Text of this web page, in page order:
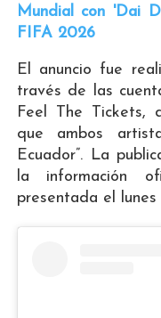
Mundial con 'Dai
FIFA 2026
El anuncio fue
través de las
Feel The Tickets,
que ambos
Ecuador”. La
la información
presentada el lunes